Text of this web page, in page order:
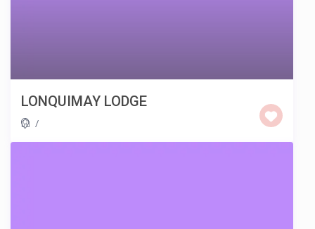
LONQUIMAY LODGE
/